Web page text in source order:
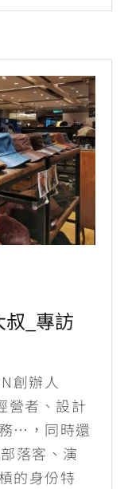
_專訪
創辦人
營者、設計
…，同時還
落客、演
的身份特